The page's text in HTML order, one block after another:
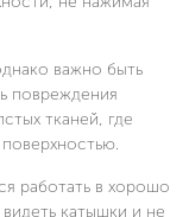
важно быть
повреждения
тканей, где
работать в хорошо
катышки и не